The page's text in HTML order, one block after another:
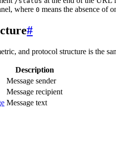
where 0 means the absence of
#
and protocol structure is the
Description
Message sender
Message recipient
Message text